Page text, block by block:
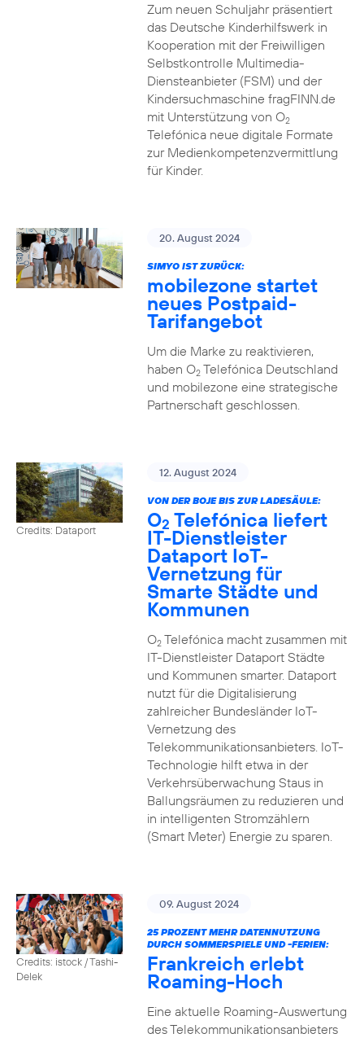
Zum neuen Schuljahr präsentiert
das Deutsche Kinderhilfswerk in
Kooperation mit der Freiwilligen
Selbstkontrolle Multimedia-
Diensteanbieter (FSM) und der
Kindersuchmaschine fragFINN.de
mit Unterstützung von O2
Telefónica neue digitale Formate
zur Medienkompetenzvermittlung
für Kinder.
20. August 2024
SIMYO IST ZURÜCK:
mobilezone startet
neues Postpaid-
Tarifangebot
Um die Marke zu reaktivieren,
haben O2Telefónica Deutschland
und mobilezone eine strategische
Partnerschaft geschlossen.
Credits: Dataport
12. August 2024
VON DER BOJE BIS ZUR LADESÄULE:
O2 Telefónica liefert
IT-Dienstleister
Dataport IoT-
Vernetzung für
Smarte Städte und
Kommunen
O2Telefónica macht zusammen mit
IT-Dienstleister Dataport Städte
und Kommunen smarter. Dataport
nutzt für die Digitalisierung
zahlreicher Bundesländer IoT-
Vernetzung des
Telekommunikationsanbieters. IoT-
Technologie hilft etwa in der
Verkehrsüberwachung Staus in
Ballungsräumen zu reduzieren und
in intelligenten Stromzählern
(Smart Meter) Energie zu sparen.
Credits: istock / Tashi-
Delek
09. August 2024
25 PROZENT MEHR DATENNUTZUNG
DURCH SOMMERSPIELE UND -FERIEN:
Frankreich erlebt
Roaming-Hoch
Eine aktuelle Roaming-Auswertung
des Telekommunikationsanbieters